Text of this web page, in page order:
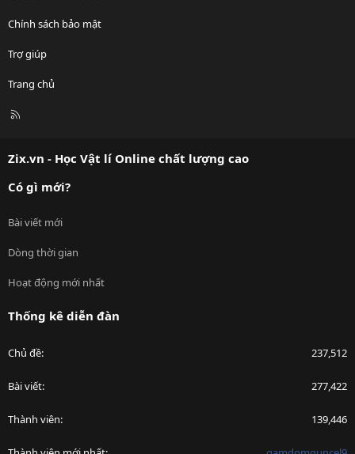
Chính sách bảo mật
Trợ giúp
Trang chủ
R
Zix.vn - Học Vật lí Online chất lượng cao
Có gì mới?
Bài viết mới
Dòng thời gian
Hoạt động mới nhất
Thống kê diễn đàn
Chủ đề 237,512
Bài viết 277,422
Thành viên 139,446